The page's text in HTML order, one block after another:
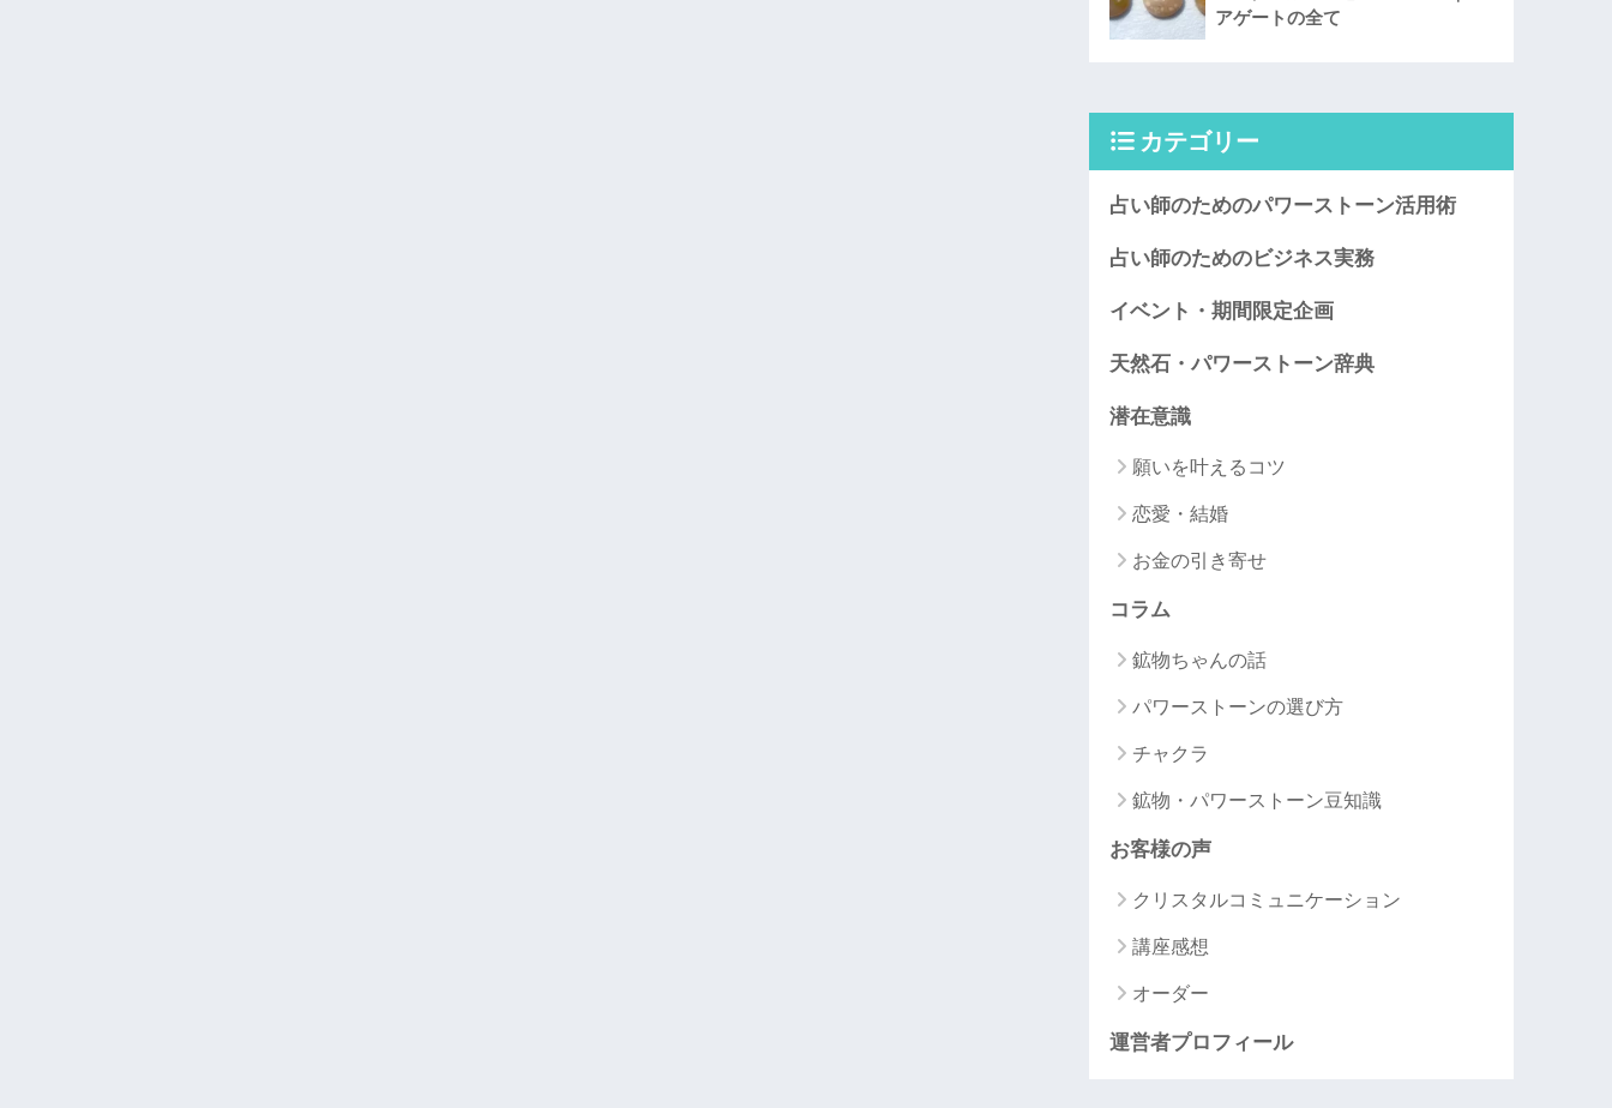
アゲートの全て
カテゴリー
占い師のためのパワーストーン活用術
占い師のためのビジネス実務
イベント・期間限定企画
天然石・パワーストーン辞典
潜在意識
願いを叶えるコツ
恋愛・結婚
お金の引き寄せ
コラム
鉱物ちゃんの話
パワーストーンの選び方
チャクラ
鉱物・パワーストーン豆知識
お客様の声
クリスタルコミュニケーション
講座感想
オーダー
運営者プロフィール